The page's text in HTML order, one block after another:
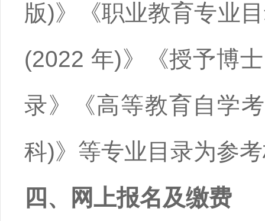
版)》《职业教育专业
(2022 年)》《授予博
录》《高等教育自学
科)》等专业目录为参
四、网上报名及缴费